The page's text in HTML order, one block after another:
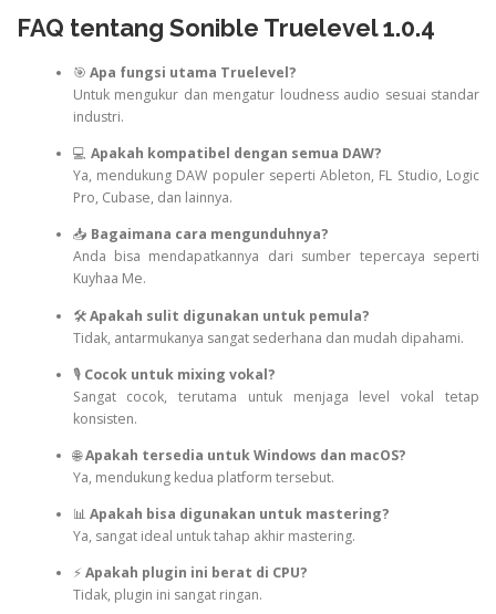
FAQ tentang Sonible Truelevel 1.0.4
🎯 Apa fungsi utama Truelevel?
Untuk mengukur dan mengatur loudness audio sesuai standar
industri.
💻 Apakah kompatibel dengan semua DAW?
Ya, mendukung DAW populer seperti Ableton, FL Studio, Logic
Pro, Cubase, dan lainnya.
📥 Bagaimana cara mengunduhnya?
Anda bisa mendapatkannya dari sumber tepercaya seperti
Kuyhaa Me.
🛠Apakah sulit digunakan untuk pemula?
Tidak, antarmukanya sangat sederhana dan mudah dipahami.
🎙 Cocok untuk mixing vokal?
Sangat cocok, terutama untuk menjaga level vokal tetap
konsisten.
🌐Apakah tersedia untuk Windows dan macOS?
Ya, mendukung kedua platform tersebut.
📊 Apakah bisa digunakan untuk mastering?
Ya, sangat ideal untuk tahap akhir mastering.
⚡ Apakah plugin ini berat di CPU?
Tidak, plugin ini sangat ringan.